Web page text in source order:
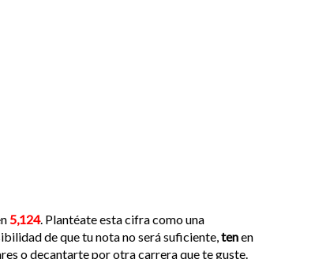
5,124. Plantéate esta cifra como una
de que tu nota no será suficiente, tenen
o decantarte por otra carrera que te guste.